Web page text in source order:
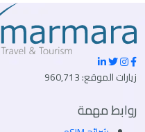
زيارات الموقع: 960,713
روابط مهمة